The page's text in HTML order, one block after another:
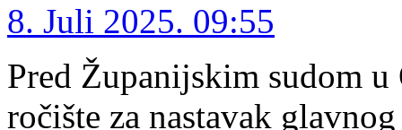
8. Juli 2025. 09:55
Pred Županijskim sudom u
ročište za nastavak